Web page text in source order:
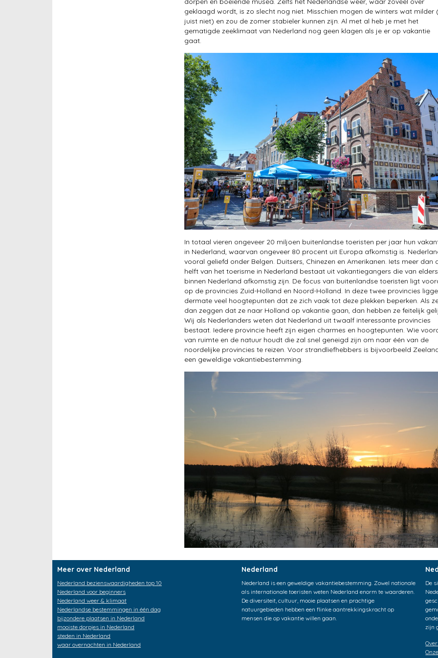
geklaagd wordt, is zo slecht nog niet. Misschien mogen de winters wat milder
juist niet) en zou de zomer stabieler kunnen zijn. Al met al heb je met het
gematigde zeeklimaat van Nederland nog geen klagen als je er op vakantie
gaat.
In totaal vieren ongeveer 20 miljoen buitenlandse toeristen per jaar hun
in Nederland, waarvan ongeveer 80 procent uit Europa afkomstig is.
vooral geliefd onder Belgen. Duitsers, Chinezen en Amerikanen. Iets meer dan
helft van het toerisme in Nederland bestaat uit vakantiegangers die van elders
binnen Nederland afkomstig zijn. De focus van buitenlandse toeristen ligt
op de provincies Zuid-Holland en Noord-Holland. In deze twee provincies
dermate veel hoogtepunten dat ze zich vaak tot deze plekken beperken. Als
dan zeggen dat ze naar Holland op vakantie gaan, dan hebben ze feitelijk
Wij als Nederlanders weten dat Nederland uit twaalf interessante provincies
bestaat. Iedere provincie heeft zijn eigen charmes en hoogtepunten. Wie
van ruimte en de natuur houdt die zal snel geneigd zijn om naar één van de
noordelijke provincies te reizen. Voor strandliefhebbers is bijvoorbeeld
een geweldige vakantiebestemming.
Meer over Nederland
Nederland bezienswaardigheden top 10
Nederland voor beginners
Nederland weer & klimaat
Nederlandse bestemmingen in één dag
bijzondere plaatsen in Nederland
mooiste dorpjes in Nederland
steden in Nederland
waar overnachten in Nederland
Nederland
Nederland is een geweldige vakantiebestemming. Zowel nationale
als internationale toeristen weten Nederland enorm te waarderen.
De diversiteit, cultuur, mooie plaatsen en prachtige
natuurgebieden hebben een flinke aantrekkingskracht op
mensen die op vakantie willen gaan.
De
zijn